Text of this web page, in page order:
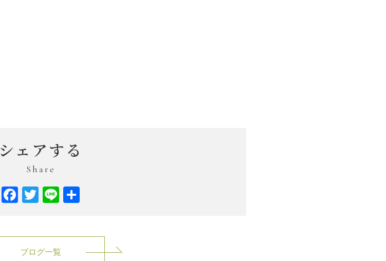
シェアする
Share
Facebook
Twitter
Line
ブログ一覧